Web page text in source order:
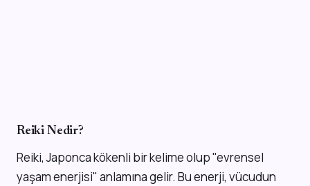
Reiki Nedir?
Reiki, Japonca kökenli bir kelime olup "evrensel
yaşam enerjisi" anlamına gelir. Bu enerji, vücudun